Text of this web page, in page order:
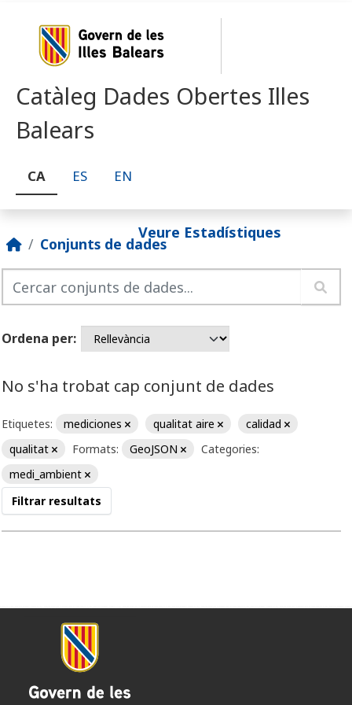
Catàleg Dades Obertes Illes
Balears
CA ES EN
Veure Estadístiques
Conjunts de dades
Ordena per
No s'ha trobat cap conjunt de dades
Etiquetes: mediciones qualitat aire
calidad
qualitat
Formats: GeoJSON
Categories:
medi_ambient
Filtrar resultats